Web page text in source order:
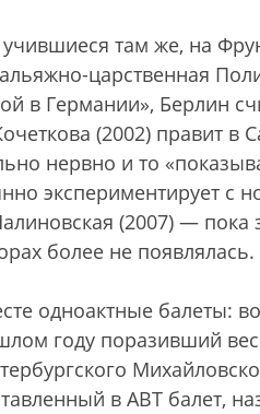
там же, на
царственная
в Германии», Берлин
(2002) правит в
нервно и то
экспериментирует
(2007) — пока
более не появлялась.
одноактные балеты:
году поразивший
в ABT балет,